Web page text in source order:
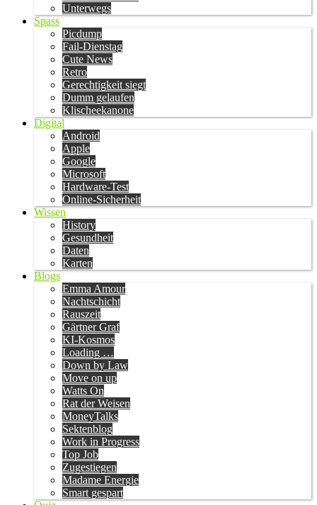
Unterwegs
Spass
Picdump
Fail-Dienstag
Cute News
Retro
Gerechtigkeit siegt
Dumm gelaufen
Klischeekanone
Digital
Android
Apple
Google
Microsoft
Hardware-Test
Online-Sicherheit
Wissen
History
Gesundheit
Daten
Karten
Blogs
Emma Amour
Nachtschicht
Rauszeit
Gärtner Graf
KI-Kosmos
Loading …
Down by Law
Move on up
Watts On
Rat der Weisen
MoneyTalks
Sektenblog
Work in Progress
Top Job
Zugestiegen
Madame Energie
Smart gespart